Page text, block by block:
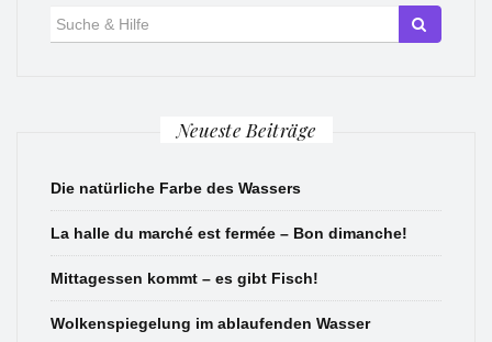
für:
Neueste Beiträge
Die natürliche Farbe des Wassers
La halle du marché est fermée – Bon dimanche!
Mittagessen kommt – es gibt Fisch!
Wolkenspiegelung im ablaufenden Wasser